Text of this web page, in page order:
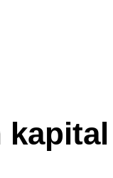
kapital